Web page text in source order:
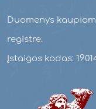
Duomenys
registre.
Įstaigos kodas: